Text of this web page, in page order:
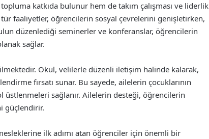
katkıda bulunur hem de takım çalışması ve liderlik
faaliyetler, öğrencilerin sosyal çevrelerini genişletirken,
düzenlediği seminerler ve konferanslar, öğrencilerin
sağlar.
Okul, velilerle düzenli iletişim halinde kalarak,
fırsatı sunar. Bu sayede, ailelerin çocuklarının
sağlanır. Ailelerin desteği, öğrencilerin
güçlendirir.
ilk adımı atan öğrenciler için önemli bir